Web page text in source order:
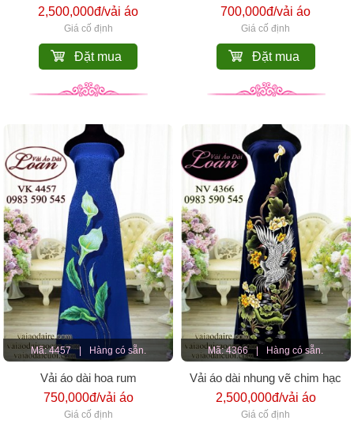
cao cấp
2,500,000đ/vải áo
Giá cố định
Đặt mua
700,000đ/vải áo
Giá cố định
Đặt mua
Mã: 4457 | Hàng có sẵn.
Vải áo dài hoa rum
750,000đ/vải áo
Giá cố định
Mã: 4366 | Hàng có sẵn.
Vải áo dài nhung vẽ chim hạc
2,500,000đ/vải áo
Giá cố định